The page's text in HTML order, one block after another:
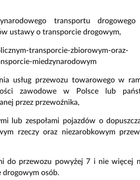
transportu
ustawy o transporcie drogowym,
transporcie-zbiorowym-oraz-
miedzynarodowym
usług przewozu towarowego w
zawodowe w Polsce lub
przez przewoźnika,
lub zespołami pojazdów o
rzeczy oraz niezarobkowym
do przewozu powyżej 7 i nie więcej
drogowym osób.